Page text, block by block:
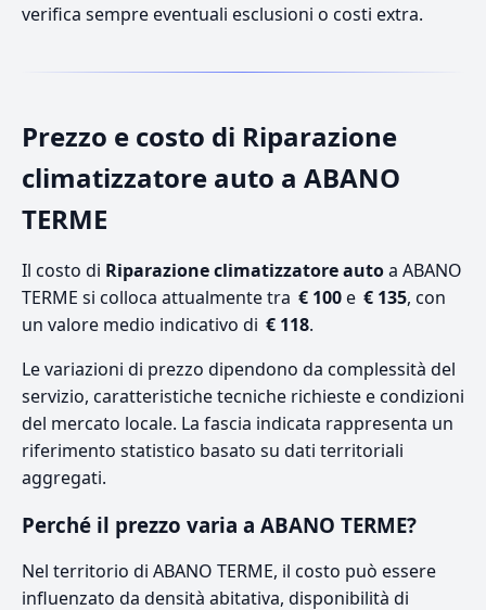
verifica sempre eventuali esclusioni o costi extra.
Prezzo e costo di Riparazione
climatizzatore auto a ABANO
TERME
Il costo di Riparazione climatizzatore autoa ABANO
TERME si colloca attualmente tra € 100e € 135, con
un valore medio indicativo di € 118.
Le variazioni di prezzo dipendono da complessità del
servizio, caratteristiche tecniche richieste e condizioni
del mercato locale. La fascia indicata rappresenta un
riferimento statistico basato su dati territoriali
aggregati.
Perché il prezzo varia a ABANO TERME?
Nel territorio di ABANO TERME, il costo può essere
influenzato da densità abitativa, disponibilità di